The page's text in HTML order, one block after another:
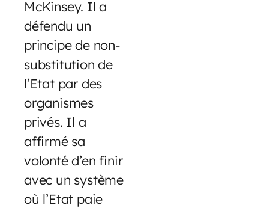
McKinsey. Il a
défendu un
principe de non-
substitution de
l’Etat par des
organismes
privés. Il a
affirmé sa
volonté d’en finir
avec un système
où l’Etat paie